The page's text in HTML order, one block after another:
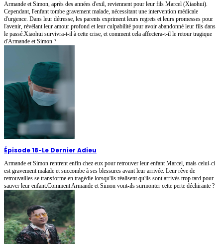
Armande et Simon, après des années d'exil, reviennent pour leur fils Marcel (Xiaohui).
Cependant, l'enfant tombe gravement malade, nécessitant une intervention médicale
d'urgence. Dans leur détresse, les parents expriment leurs regrets et leurs promesses pour
l'avenir, révélant leur amour profond et leur culpabilité pour avoir abandonné leur fils dans
le passé.Xiaohui survivra-t-il à cette crise, et comment cela affectera-t-il le retour tragique
d'Armande et Simon ?
Épisode 18-Le Dernier Adieu
Armande et Simon rentrent enfin chez eux pour retrouver leur enfant Marcel, mais celui-ci
est gravement malade et succombe à ses blessures avant leur arrivée. Leur rêve de
retrouvailles se transforme en tragédie lorsqu'ils réalisent qu'ils sont arrivés trop tard pour
sauver leur enfant.Comment Armande et Simon vont-ils surmonter cette perte déchirante ?